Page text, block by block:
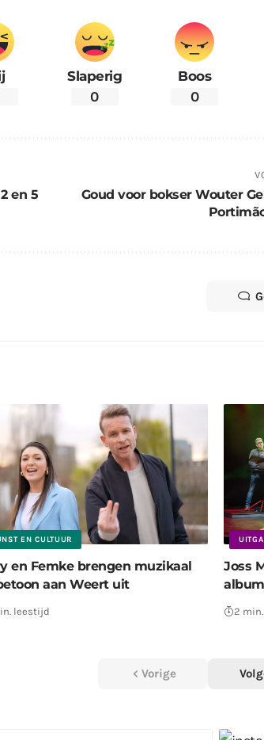
Slaperig
0
Boos
0
en 5
Goud voor bokser Wouter
EN CULTUUR
en Femke brengen muzikaal
aan Weert uit
leestijd
Joss
2
Vorige